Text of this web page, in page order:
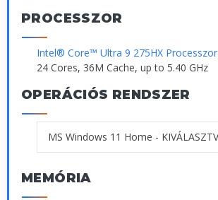
PROCESSZOR
Intel® Core™ Ultra 9 275HX Processzor
24 Cores, 36M Cache, up to 5.40 GHz
OPERÁCIÓS RENDSZER
MEMÓRIA